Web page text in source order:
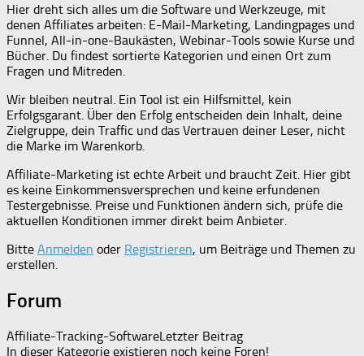
Hier dreht sich alles um die Software und Werkzeuge, mit
denen Affiliates arbeiten: E-Mail-Marketing, Landingpages und
Funnel, All-in-one-Baukästen, Webinar-Tools sowie Kurse und
Bücher. Du findest sortierte Kategorien und einen Ort zum
Fragen und Mitreden.
Wir bleiben neutral. Ein Tool ist ein Hilfsmittel, kein
Erfolgsgarant. Über den Erfolg entscheiden dein Inhalt, deine
Zielgruppe, dein Traffic und das Vertrauen deiner Leser, nicht
die Marke im Warenkorb.
Affiliate-Marketing ist echte Arbeit und braucht Zeit. Hier gibt
es keine Einkommensversprechen und keine erfundenen
Testergebnisse. Preise und Funktionen ändern sich, prüfe die
aktuellen Konditionen immer direkt beim Anbieter.
Bitte Anmelden oder Registrieren, um Beiträge und Themen zu
erstellen.
Forum
Affiliate-Tracking-SoftwareLetzter Beitrag
In dieser Kategorie existieren noch keine Foren!